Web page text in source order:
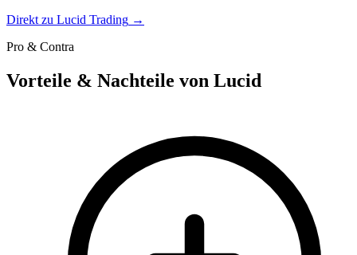
Direkt zu Lucid Trading →
Pro & Contra
Vorteile & Nachteile von Lucid